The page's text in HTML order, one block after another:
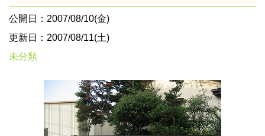
公開日：2007/08/10(金)
更新日：2007/08/11(土)
未分類